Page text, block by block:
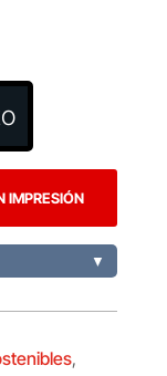
IMPRESIÓN
▼
,